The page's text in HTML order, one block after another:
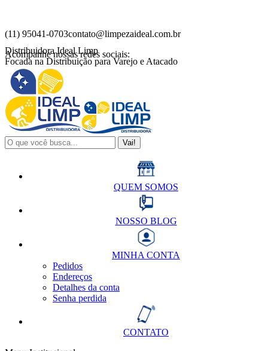
o
conteúdo
(11) 95041-0703contato@limpezaideal.com.br
Acompanhe nossas redes sociais:
Instagram
página
abre
em
nova
janela
Facebook
página
abre
em
nova
janela
E-
Mail
página
abre
em
nova
janela
Distribuidora Ideal Limp
Focada na Distribuição para Varejo e Atacado
Buscar:
QUEM SOMOS
NOSSO BLOG
MINHA CONTA
Pedidos
Endereços
Detalhes da conta
Senha perdida
CONTATO